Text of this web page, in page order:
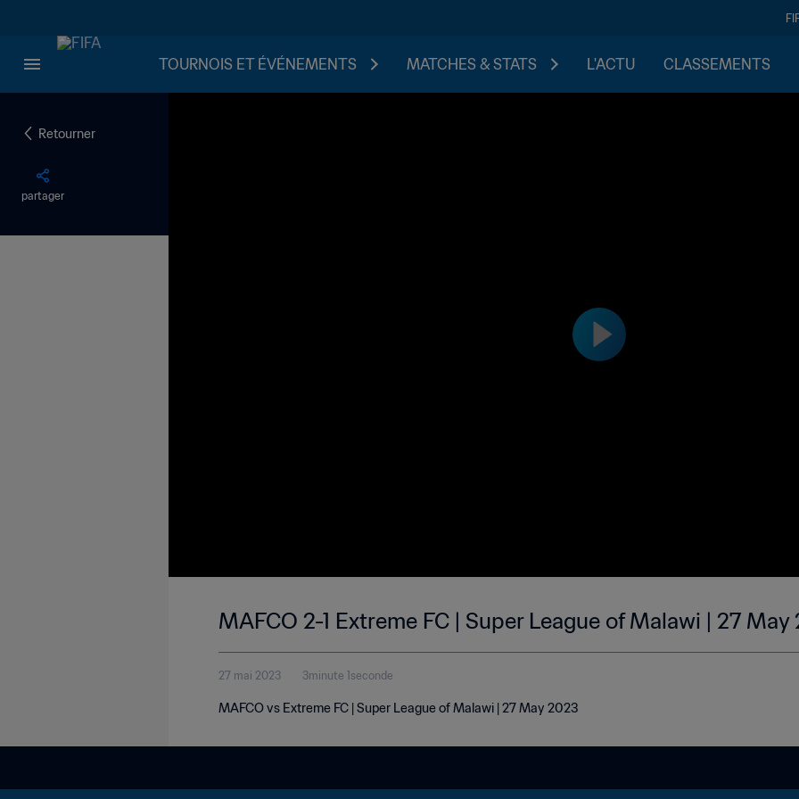
TOURNOIS ET ÉVÉNEMENTS MATCHES & STATS L'ACTU CLASSEMENTS
Retourner
partager
MAFCO 2-1 Extreme FC | Super League of Malawi | 27
27 mai 2023 3minute 1seconde
MAFCO vs Extreme FC | Super League of Malawi | 27 May 2023